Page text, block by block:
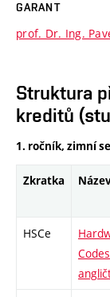
GARANT
prof. Dr. Ing.
Struktura
kreditů
1. ročník, zimní
Zkratka
HSCe